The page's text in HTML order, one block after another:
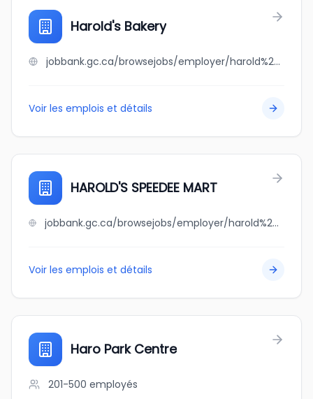
Harold's Bakery
jobbank.gc.ca/browsejobs/employer/harold%27s+bakery/ca
Voir les emplois et détails
HAROLD'S SPEEDEE MART
jobbank.gc.ca/browsejobs/employer/harold%27s+speedee+mart/ca
Voir les emplois et détails
Haro Park Centre
201-500 employés